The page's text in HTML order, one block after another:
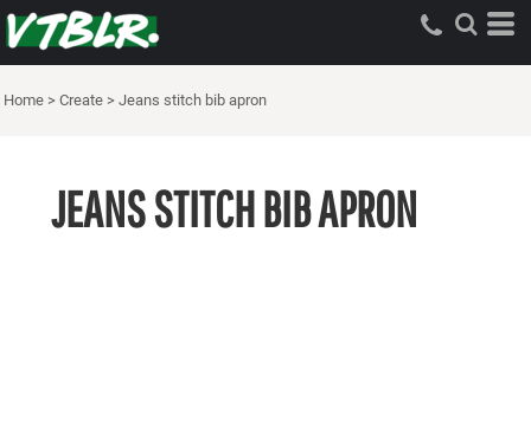
Home > Create > Jeans stitch bib apron
JEANS STITCH BIB APRON